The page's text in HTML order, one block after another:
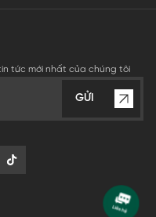
tức mới nhất của chúng tôi
GỬI